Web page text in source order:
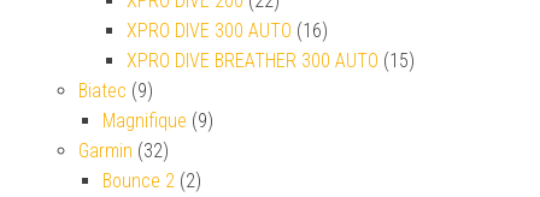
XPRO DIVE 300 AUTO (16)
XPRO DIVE BREATHER 300 AUTO (15)
Biatec (9)
Magnifique (9)
Garmin (32)
Bounce 2 (2)